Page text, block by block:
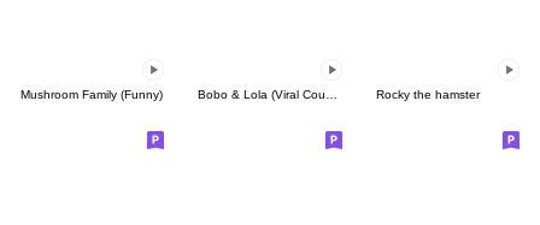
Mushroom Family (Funny) Rocky the hamster